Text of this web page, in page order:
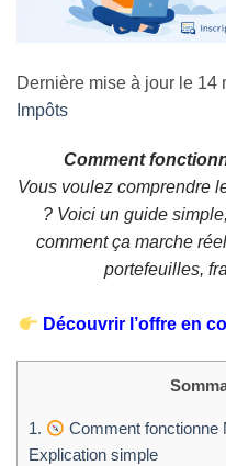
Dernière mise à jour le 14
Impôts
Comment
Vous voulez comprendre
? Voici un guide
comment ça marche
portefeuilles,
Découvrir l’offre en
1.
Comment fonctionne
Explication simple